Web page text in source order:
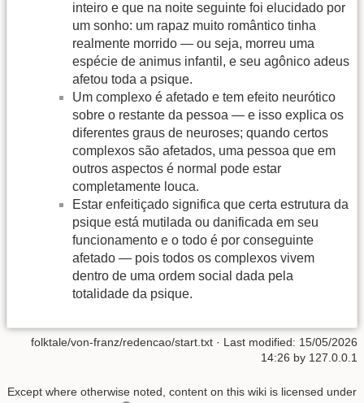
inteiro e que na noite seguinte foi elucidado por
um sonho: um rapaz muito romântico tinha
realmente morrido — ou seja, morreu uma
espécie de animus infantil, e seu agônico adeus
afetou toda a psique.
Um complexo é afetado e tem efeito neurótico
sobre o restante da pessoa — e isso explica os
diferentes graus de neuroses; quando certos
complexos são afetados, uma pessoa que em
outros aspectos é normal pode estar
completamente louca.
Estar enfeitiçado significa que certa estrutura da
psique está mutilada ou danificada em seu
funcionamento e o todo é por conseguinte
afetado — pois todos os complexos vivem
dentro de uma ordem social dada pela
totalidade da psique.
folktale/von-franz/redencao/start.txt · Last modified: 15/05/2026
14:26 by 127.0.0.1
Except where otherwise noted, content on this wiki is licensed under